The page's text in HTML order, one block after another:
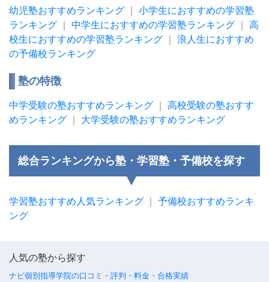
幼児塾おすすめランキング
小学生におすすめの学習塾
ランキング
中学生におすすめの学習塾ランキング
高
校生におすすめの学習塾ランキング
浪人生におすすめ
の予備校ランキング
塾の特徴
中学受験の塾おすすめランキング
高校受験の塾おすす
めランキング
大学受験の塾おすすめランキング
総合ランキングから塾・学習塾・予備校を探す
学習塾おすすめ人気ランキング
予備校おすすめランキ
ング
人気の塾から探す
ナビ個別指導学院の口コミ・評判・料金・合格実績